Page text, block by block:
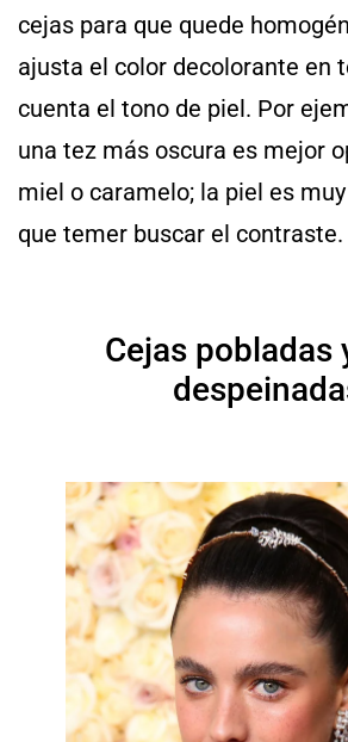
cejas para que quede
ajusta el color decolorante en
cuenta el tono de piel. Por
una tez más oscura es mejor
miel o caramelo; la piel es
que temer buscar el contraste.
Cejas pobladas